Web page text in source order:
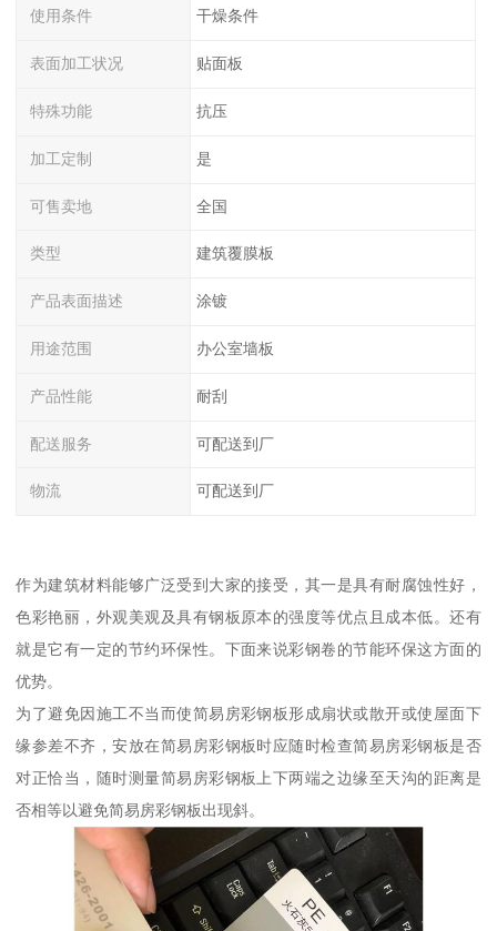
使用条件 干燥条件
表面加工状况 贴面板
特殊功能 抗压
加工定制 是
可售卖地 全国
类型 建筑覆膜板
产品表面描述 涂镀
用途范围 办公室墙板
产品性能 耐刮
配送服务 可配送到厂
物流 可配送到厂
作为建筑材料能够广泛受到大家的接受，其一是具有耐腐蚀性好，
色彩艳丽，外观美观及具有钢板原本的强度等优点且成本低。还有
就是它有一定的节约环保性。下面来说彩钢卷的节能环保这方面的
优势。
为了避免因施工不当而使简易房彩钢板形成扇状或散开或使屋面下
缘参差不齐，安放在简易房彩钢板时应随时检查简易房彩钢板是否
对正恰当，随时测量简易房彩钢板上下两端之边缘至天沟的距离是
否相等以避免简易房彩钢板出现斜。